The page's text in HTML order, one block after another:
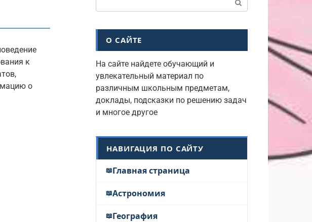
к
о
О САЙТЕ
На сайте найдете обучающий и
увлекательный материал по
различным школьным предметам,
доклады, подсказки по решению задач
и многое другое
НАВИГАЦИЯ ПО САЙТУ
Главная страница
Астрономия
География